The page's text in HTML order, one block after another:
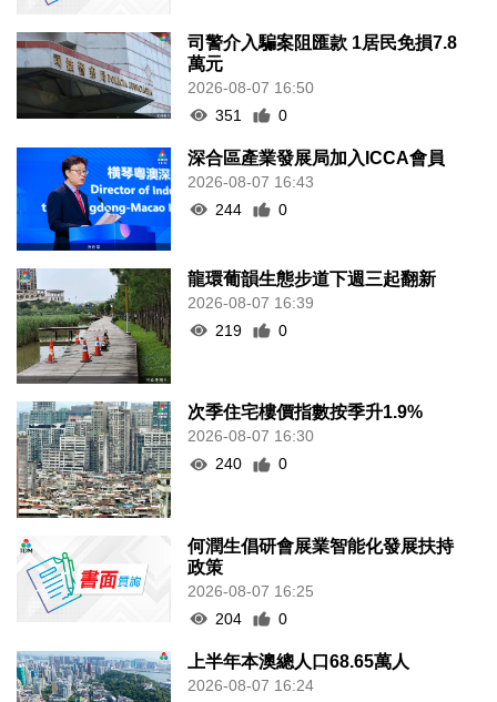
司警介入騙案阻匯款 1居民免損7.8
萬元
2026-08-07 16:50
351
0
深合區產業發展局加入ICCA會員
2026-08-07 16:43
244
0
龍環葡韻生態步道下週三起翻新
2026-08-07 16:39
219
0
次季住宅樓價指數按季升1.9%
2026-08-07 16:30
240
0
何潤生倡研會展業智能化發展扶持
政策
2026-08-07 16:25
204
0
上半年本澳總人口68.65萬人
2026-08-07 16:24